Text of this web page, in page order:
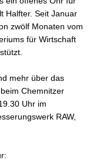
Halfter. Seit Januar
zwölf Monaten vom
für Wirtschaft
mehr über das
Chemnitzer
Uhr im
RAW,